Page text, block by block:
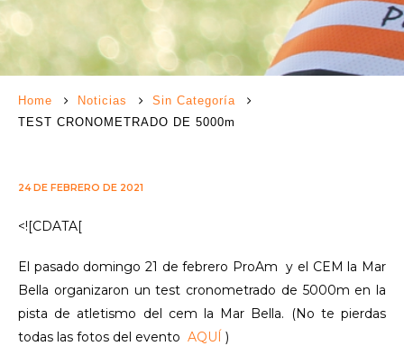
Home Noticias
Sin Categoría
TEST CRONOMETRADO DE 5000m
24 DE FEBRERO DE 2021
<![CDATA[
El pasado domingo 21 de febrero ProAm y el CEM la Mar
Bella organizaron un test cronometrado de 5000m en la
pista de atletismo del cem la Mar Bella. (No te pierdas
todas las fotos del evento AQUÍ )